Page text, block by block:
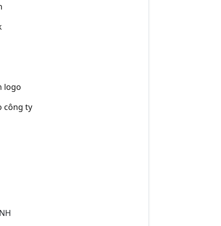
logo
công ty